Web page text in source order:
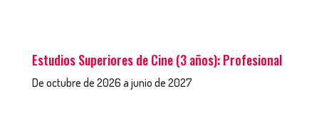
Estudios Superiores de Cine (3 años): Profesional
De octubre de 2026 a junio de 2027